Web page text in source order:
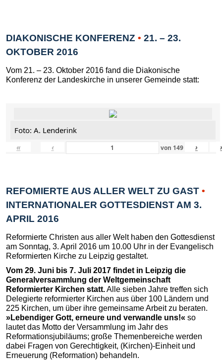
DIAKONISCHE KONFERENZ • 21. – 23.
OKTOBER 2016
Vom 21. – 23. Oktober 2016 fand die Diakonische
Konferenz der Landeskirche in unserer Gemeinde statt:
Foto: A. Lenderink
«
‹ von 149 ›
REFOMIERTE AUS ALLER WELT ZU GAST •
INTERNATIONALER GOTTESDIENST AM 3.
APRIL 2016
Reformierte Christen aus aller Welt haben den Gottesdienst
am Sonntag, 3. April 2016 um 10.00 Uhr in der Evangelisch
Reformierten Kirche zu Leipzig gestaltet.
Vom 29. Juni bis 7. Juli 2017 findet in Leipzig die
Generalversammlung der Weltgemeinschaft
Reformierter Kirchen statt.Alle sieben Jahre treffen sich
Delegierte reformierter Kirchen aus über 100 Ländern und
225 Kirchen, um über ihre gemeinsame Arbeit zu beraten.
»Lebendiger Gott, erneure und verwandle uns!« so
lautet das Motto der Versammlung im Jahr des
Reformationsjubiläums; große Themenbereiche werden
dabei Fragen von Gerechtigkeit, (Kirchen)-Einheit und
Erneuerung (Reformation) behandeln.